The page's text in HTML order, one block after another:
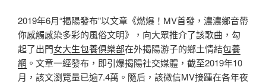
2019年6月“揭陽發布”以文章《燃爆！MV首發，濃濃鄉音帶
你感觸感染多彩的風俗文明》，向大眾推介了該歌曲，勾
起了出門女大生包養俱樂部在外揭陽游子的鄉土情結包養
網 。文章一經發布，即引爆揭陽社交媒體，截至2019年10
月，該文瀏覽量已逾7.4萬。隨后，該微信MV接踵在各年夜